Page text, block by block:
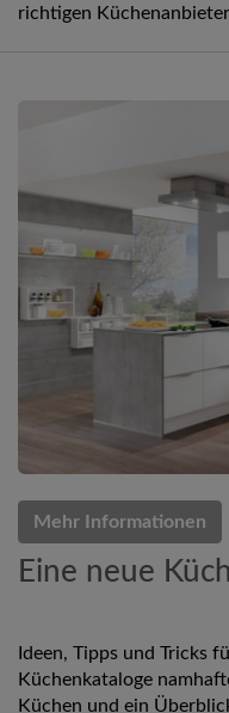
richtigen
Mehr Informationen
Eine neue
Ideen, Tipps und Tricks
Küchenkataloge
Küchen und ein